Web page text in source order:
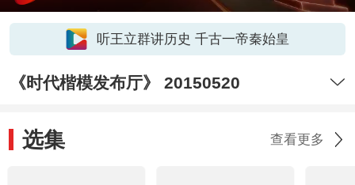
听王立群讲历史 千古一帝秦始皇
《时代楷模发布厅》 20150520
选集 查看更多